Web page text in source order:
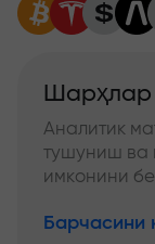
Шарҳлар
Аналитик
тушуниш ва
имконини
Барчасини